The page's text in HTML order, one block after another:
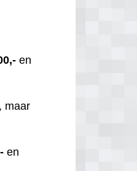
en
, maar
en